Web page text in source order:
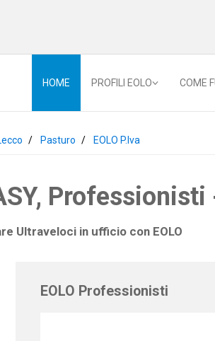
HOME PROFILI EOLO COME
Pasturo EOLO P.Iva
Professionisti
Ultraveloci in ufficio con EOLO
EOLO Professionisti